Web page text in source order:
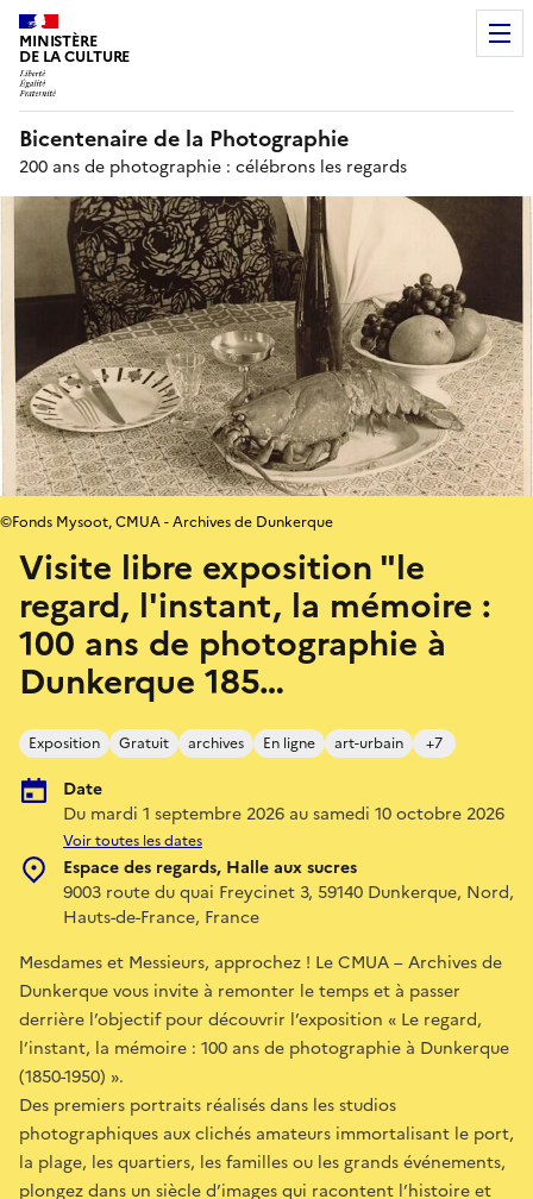
MINISTÈRE
DE LA CULTURE
Bicentenaire de la Photographie
200 ans de photographie : célébrons les regards
Visite libre exposition "le
regard, l'instant, la mémoire :
100 ans de photographie à
Dunkerque 185…
Exposition Gratuit archives En ligne art-urbain +7
Date
Du mardi 1 septembre 2026 au samedi 10 octobre 2026
Voir toutes les dates
Espace des regards, Halle aux sucres
9003 route du quai Freycinet 3, 59140 Dunkerque, Nord,
Hauts-de-France, France
©Fonds Mysoot, CMUA - Archives de Dunkerque
Mesdames et Messieurs, approchez ! Le CMUA – Archives de
Dunkerque vous invite à remonter le temps et à passer
derrière l’objectif pour découvrir l’exposition « Le regard,
l’instant, la mémoire : 100 ans de photographie à Dunkerque
(1850-1950) ».
Des premiers portraits réalisés dans les studios
photographiques aux clichés amateurs immortalisant le port,
la plage, les quartiers, les familles ou les grands événements,
plongez dans un siècle d’images qui racontent l’histoire et